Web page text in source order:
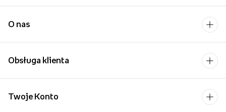
O nas
Obsługa klienta
Twoje Konto